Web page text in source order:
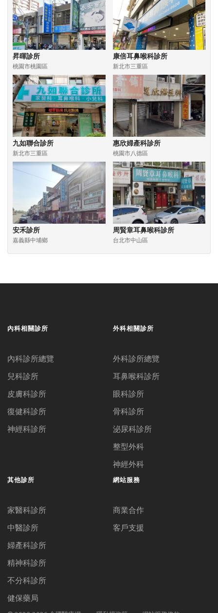
昇暉診所
桃園市桃園區
康倍耳鼻喉科診所
新北市三重區
九如聯合診所
新北市三重區
惠欣婦產科診所
桃園市八德區
安禾診所
嘉義縣中埔鄉
周賢章耳鼻喉科診所
台北市中山區
內科相關診所
內科診所總覽
兒科診所
皮膚科診所
復健科診所
神經科診所
外科相關診所
外科診所總覽
耳鼻喉科診所
眼科診所
骨科診所
泌尿科診所
整型外科
神經外科
其他診所
家醫科診所
中醫診所
婦產科診所
精神科診所
不分科診所
健保藥局
網站服務
商業合作
客戶支援